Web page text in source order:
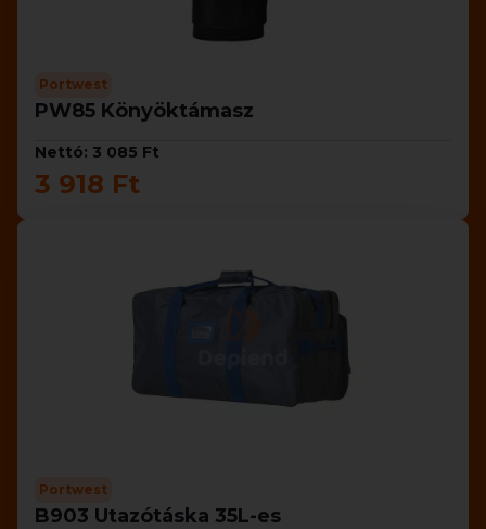
Portwest
PW85 Könyöktámasz
Nettó: 3 085 Ft
3 918 Ft
Portwest
B903 Utazótáska 35L-es